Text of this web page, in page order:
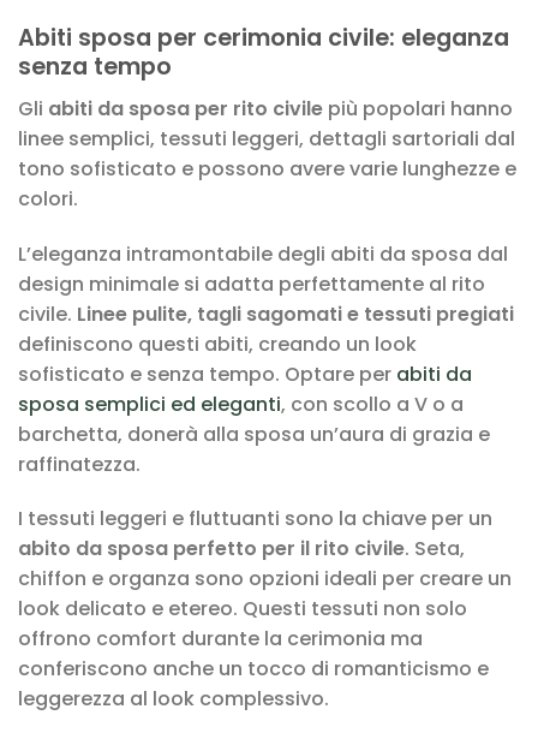
Abiti sposa per cerimonia civile: eleganza
senza tempo
Gli abiti da sposa per rito civile più popolari hanno
linee semplici, tessuti leggeri, dettagli sartoriali dal
tono sofisticato e possono avere varie lunghezze e
colori.
L’eleganza intramontabile degli abiti da sposa dal
design minimale si adatta perfettamente al rito
civile. Linee pulite, tagli sagomati e tessuti pregiati
definiscono questi abiti, creando un look
sofisticato e senza tempo. Optare per abiti da
sposa semplici ed eleganti, con scollo a V o a
barchetta, donerà alla sposa un’aura di grazia e
raffinatezza.
I tessuti leggeri e fluttuanti sono la chiave per un
abito da sposa perfetto per il rito civile. Seta,
chiffon e organza sono opzioni ideali per creare un
look delicato e etereo. Questi tessuti non solo
offrono comfort durante la cerimonia ma
conferiscono anche un tocco di romanticismo e
leggerezza al look complessivo.